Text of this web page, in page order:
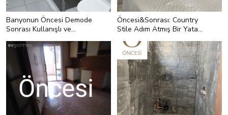
Banyonun Öncesi Demode
Sonrası Kullanışlı ve
Öncesi&Sonrası: Country
Stile Adım Atmış Bir Yatak